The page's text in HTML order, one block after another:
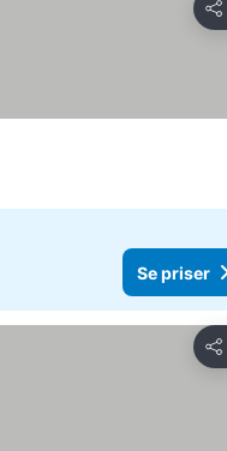
Dela
Se priser
Dela